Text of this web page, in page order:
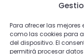
Para ofrecer las
como las cookies para
del dispositivo. El
permitirá procesar
página
de
producto
290,00€ -
Seleccionar
Este